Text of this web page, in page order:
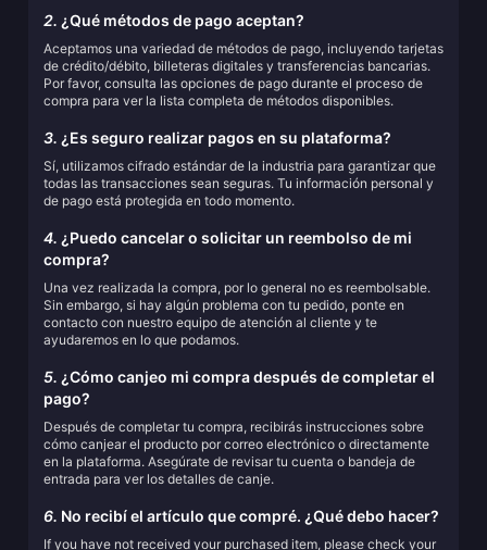
2. ¿Qué métodos de pago aceptan?
Aceptamos una variedad de métodos de pago, incluyendo tarjetas
de crédito/débito, billeteras digitales y transferencias bancarias.
Por favor, consulta las opciones de pago durante el proceso de
compra para ver la lista completa de métodos disponibles.
3. ¿Es seguro realizar pagos en su plataforma?
Sí, utilizamos cifrado estándar de la industria para garantizar que
todas las transacciones sean seguras. Tu información personal y
de pago está protegida en todo momento.
4. ¿Puedo cancelar o solicitar un reembolso de mi
compra?
Una vez realizada la compra, por lo general no es reembolsable.
Sin embargo, si hay algún problema con tu pedido, ponte en
contacto con nuestro equipo de atención al cliente y te
ayudaremos en lo que podamos.
5. ¿Cómo canjeo mi compra después de completar el
pago?
Después de completar tu compra, recibirás instrucciones sobre
cómo canjear el producto por correo electrónico o directamente
en la plataforma. Asegúrate de revisar tu cuenta o bandeja de
entrada para ver los detalles de canje.
6. No recibí el artículo que compré. ¿Qué debo hacer?
If you have not received your purchased item, please check your